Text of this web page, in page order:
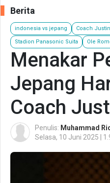
Berita
indonesia vs jepang Coach Justin
Stadion Panasonic Suita Ole
Menakar
Jepang
Coach
Penulis: Muhammad
Selasa, 10 Juni 2025 |